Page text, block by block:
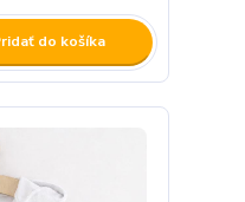
do košíka